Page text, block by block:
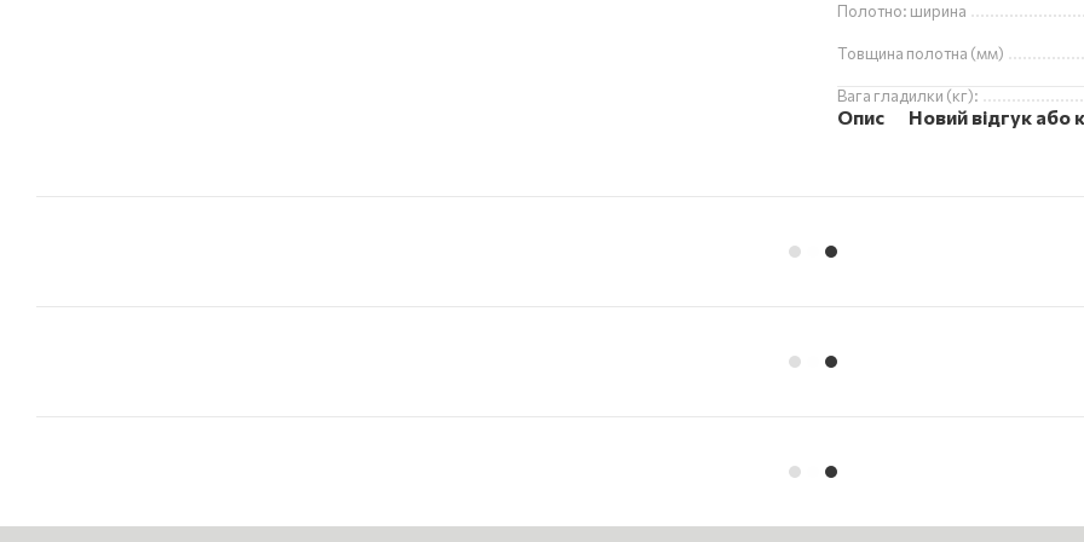
Полотно: ширина
Товщина полотна (мм)
Вага гладилки (кг):
Опис Новий відгук або